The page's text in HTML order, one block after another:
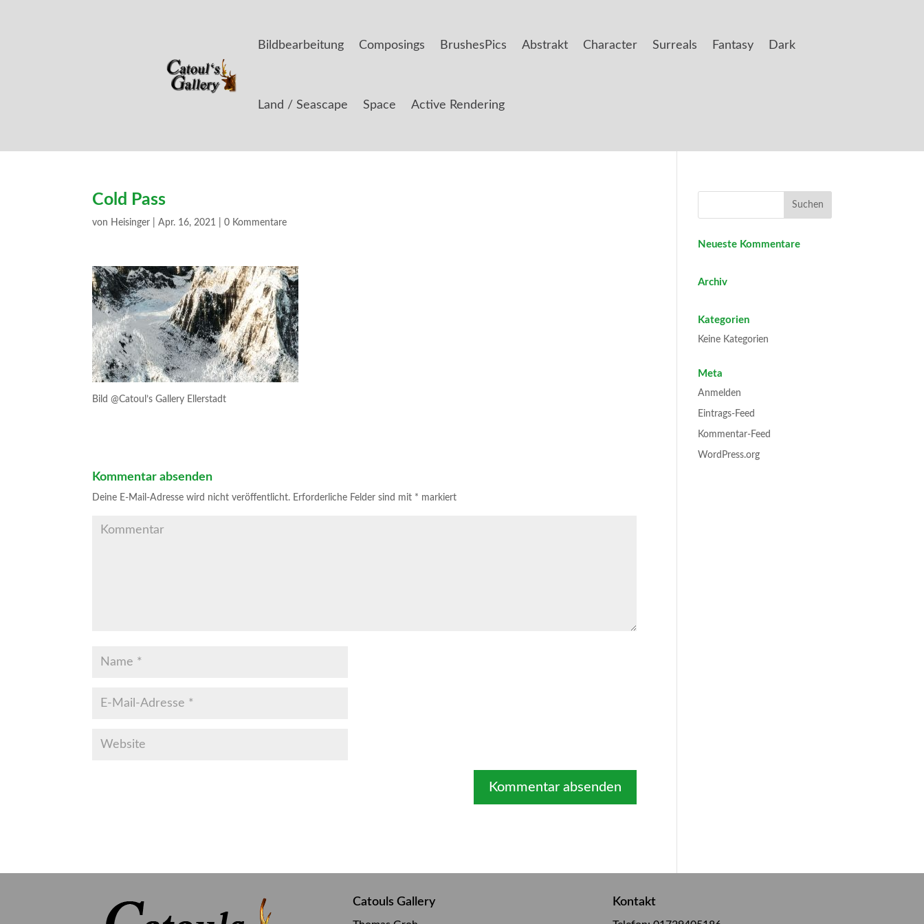
Bildbearbeitung Composings BrushesPics Abstrakt Character Surreals Fantasy Dark
Land / Seascape Space Active Rendering
Cold Pass
von Heisinger |Apr. 16, 2021 |0 Kommentare
Bild @Catoul’s Gallery Ellerstadt
Kommentar absenden
Deine E-Mail-Adresse wird nicht veröffentlicht. Erforderliche Felder sind mit * markiert
Neueste Kommentare
Archiv
Kategorien
Keine Kategorien
Meta
Anmelden
Eintrags-Feed
Kommentar-Feed
WordPress.org
Catouls Gallery Kontakt